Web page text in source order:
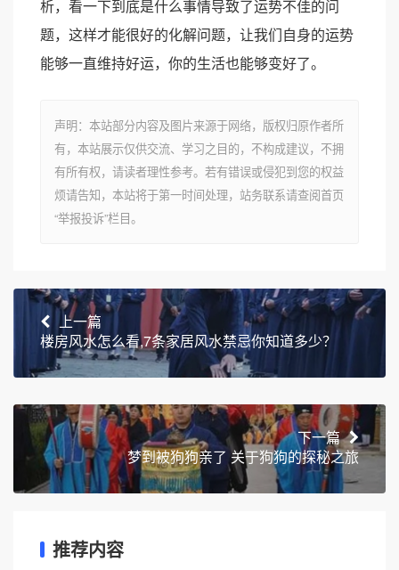
析，看一下到底是什么事情导致了运势不佳的问
题，这样才能很好的化解问题，让我们自身的运势
能够一直维持好运，你的生活也能够变好了。
声明：本站部分内容及图片来源于网络，版权归原作者所
有，本站展示仅供交流、学习之目的，不构成建议，不拥
有所有权，请读者理性参考。若有错误或侵犯到您的权益
烦请告知，本站将于第一时间处理，站务联系请查阅首页
“举报投诉”栏目。
上一篇
楼房风水怎么看,7条家居风水禁忌你知道多少？
下一篇
梦到被狗狗亲了 关于狗狗的探秘之旅
推荐内容